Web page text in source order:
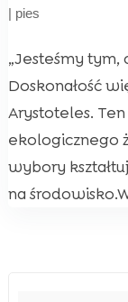
| pies
„Jesteśmy
Doskonałość
Arystoteles.
ekologicznego
wybory
na